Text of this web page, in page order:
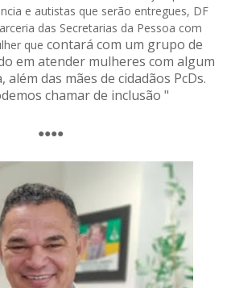
e autistas que serão entregues, DF
das Secretarias da Pessoa com
que contará com um grupo de
em atender mulheres com algum
além das mães de cidadãos PcDs.
chamar de inclusão "
●●●●